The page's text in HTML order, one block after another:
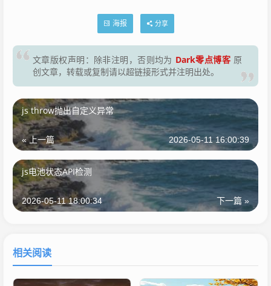
海报 分享
文章版权声明：除非注明，否则均为 Dark零点博客 原
创文章，转载或复制请以超链接形式并注明出处。
js throw抛出自定义异常
« 上一篇 2026-05-11 16:00:39
js电池状态API检测
下一篇 »
2026-05-11 18:00:34
相关阅读